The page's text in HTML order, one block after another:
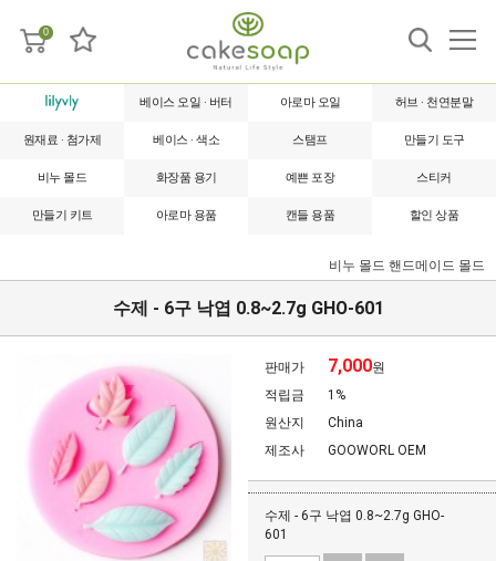
0
베이스 오일 · 버터 아로마 오일 허브 · 천연분말
원재료 · 첨가제 베이스 · 색소 스탬프 만들기 도구
비누 몰드 화장품 용기 예쁜 포장 스티커
만들기 키트 아로마 용품 캔들 용품 할인 상품
비누 몰드 핸드메이드 몰드
수제 - 6구 낙엽 0.8~2.7g GHO-601
판매가 7,000원
적립금
1%
원산지
China
제조사
GOOWORL OEM
수제 - 6구 낙엽 0.8~2.7g GHO-
601